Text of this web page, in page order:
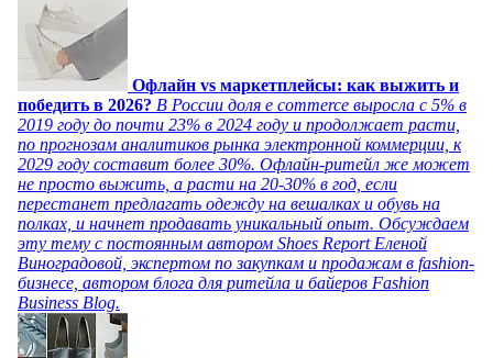
Офлайн vs маркетплейсы: как выжить и
победить в 2026? В России доля e commerce выросла с 5% в
2019 году до почти 23% в 2024 году и продолжает расти,
по прогнозам аналитиков рынка электронной коммерции, к
2029 году составит более 30%. Офлайн-ритейл же может
не просто выжить, а расти на 20-30% в год, если
перестанет предлагать одежду на вешалках и обувь на
полках, и начнет продавать уникальный опыт. Обсуждаем
эту тему с постоянным автором Shoes Report Еленой
Виноградовой, экспертом по закупкам и продажам в fashion-
бизнесе, автором блога для ритейла и байеров Fashion
Business Blog.